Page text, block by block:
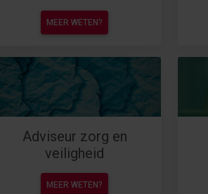
MEER WETEN?
Adviseur zorg en
veiligheid
MEER WETEN?